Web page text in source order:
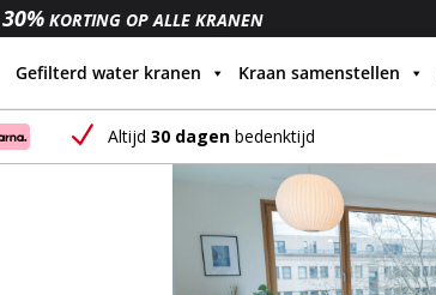
30% KORTING OP ALLE KRANEN
Gefilterd water kranen Kraan samenstellen
N Altijd 30 dagenbedenktijd